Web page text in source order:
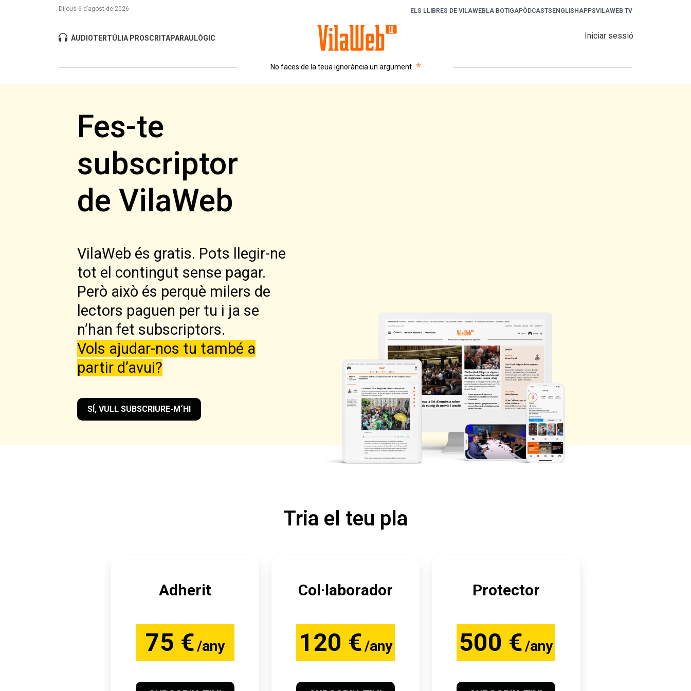
Dijous 6 d’agost de 2026 ELS LLIBRES DE VILAWEB LA BOTIGAPÒDCASTS ENGLISHAPPSVILAWEB TV
ÀUDIOTERTÚLIA PROSCRITAPARAULÒGIC
No faces de la teua ignorància un argument *
Iniciar sessió
Fes-te
subscriptor
de VilaWeb
VilaWeb és gratis. Pots llegir-ne
tot el contingut sense pagar.
Però això és perquè milers de
lectors paguen per tu i ja se
n’han fet subscriptors.
Vols ajudar-nos tu també a
partir d’avui?
SÍ, VULL SUBSCRIURE-M´HI
Tria el teu pla
Adherit
75 €/any
Col·laborador
120 €/any
Protector
500 €/any